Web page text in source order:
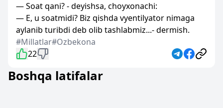
— Soat qani? - deyishsa, choyxonachi:
— E, u soatmidi? Biz qishda vyentilyator nimaga
aylanib turibdi deb olib tashlabmiz...- dermish.
#Millatlar#Ozbekona
22
Boshqa latifalar